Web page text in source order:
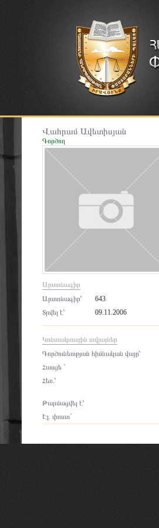
Վահրամ Ավետիսյան
Գործող
Արտոնագիր
Արտոնագիր՝
643
Տրվել է՝
09.11.2006
Կոնտակտային տվյալներ
Գործունեության հիմնական վայր՝
Հասցե `
Հեռ.՝
Թարմացվել է՝
Էլ. փոստ`